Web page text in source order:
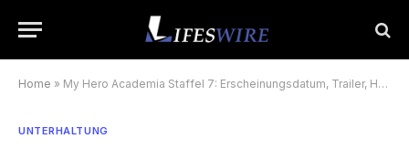
Home » My Hero Academia Staffel 7: Erscheinungsdatum, Trailer, Handlung und mehr
UNTERHALTUNG